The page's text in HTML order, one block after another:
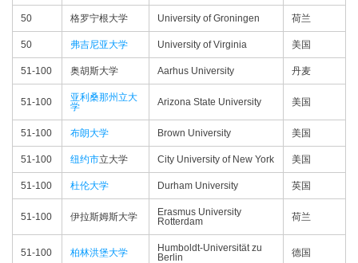
50 格罗宁根大学 University of Groningen 荷兰
50 弗吉尼亚大学 University of Virginia 美国
51-100 奥胡斯大学 Aarhus University 丹麦
51-100
亚利桑那州立大
学
Arizona State University 美国
51-100 布朗大学 Brown University 美国
51-100 纽约市立大学 City University of New York 美国
51-100 杜伦大学 Durham University 英国
51-100 伊拉斯姆斯大学
Erasmus University
Rotterdam
荷兰
51-100 柏林洪堡大学
Humboldt-Universität zu
Berlin
德国